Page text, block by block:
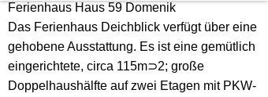
Ferienhaus Haus 59 Domenik
Das Ferienhaus Deichblick verfügt über eine
gehobene Ausstattung. Es ist eine gemütlich
eingerichtete, circa 115m⊃2; große
Doppelhaushälfte auf zwei Etagen mit PKW-